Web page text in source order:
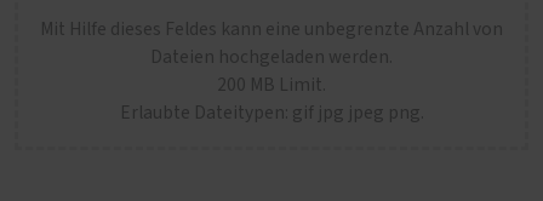
Mit Hilfe dieses Feldes kann eine unbegrenzte Anzahl von
Dateien hochgeladen werden.
200 MB Limit.
Erlaubte Dateitypen: gif jpg jpeg png.